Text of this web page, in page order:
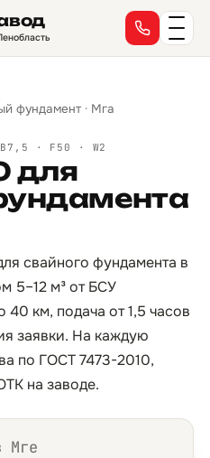
фундамент · Мга
· F50 · W2
для
свайного фундамента в
5–12 м³ от БСУ
км, подача от 1,5 часов
заявки. На каждую
по ГОСТ 7473-2010,
на заводе.
Мге